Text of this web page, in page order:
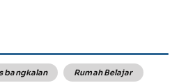
bangkalan Rumah Belajar